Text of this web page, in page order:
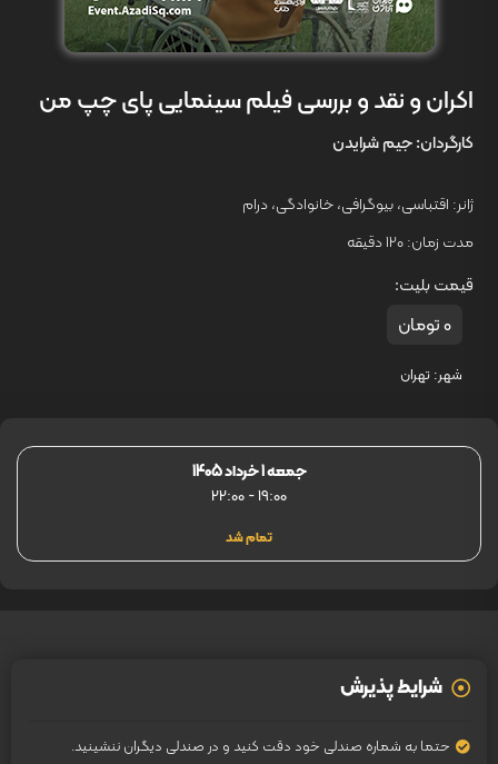
اکران و نقد و بررسی فیلم سینمایی پای چپ من
کارگردان:جیم شرایدن
ژانر: اقتباسی،بیوگرافی،خانوادگی،درام
مدت زمان:120 دقیقه
قیمت بلیت:
0 تومان
شهر:تهران
جمعه 1 خرداد 1405
19:00
-
22:00
تمام شد
شرایط پذیرش
حتما به شماره صندلی خود دقت کنید و در صندلی دیگران ننشینید.